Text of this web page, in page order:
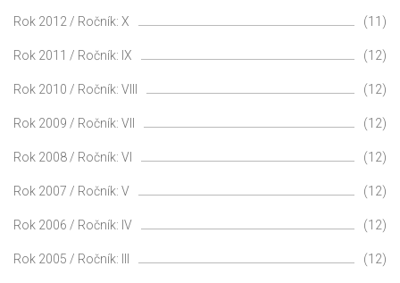
Rok 2012 / Ročník: X (11)
Rok 2011 / Ročník: IX (12)
Rok 2010 / Ročník: VIII (12)
Rok 2009 / Ročník: VII (12)
Rok 2008 / Ročník: VI (12)
Rok 2007 / Ročník: V (12)
Rok 2006 / Ročník: IV (12)
Rok 2005 / Ročník: III (12)